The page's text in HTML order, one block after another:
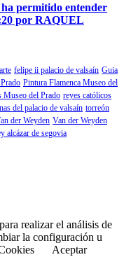
permitido entender
por RAQUEL
felipe ii palacio de valsaín Guia
Pintura Flamenca Museo del
Museo del Prado reyes católicos
del palacio de valsaín torreón
der Weyden Van der Weyden
alcázar de segovia
realizar el análisis de
la configuración u
Aceptar